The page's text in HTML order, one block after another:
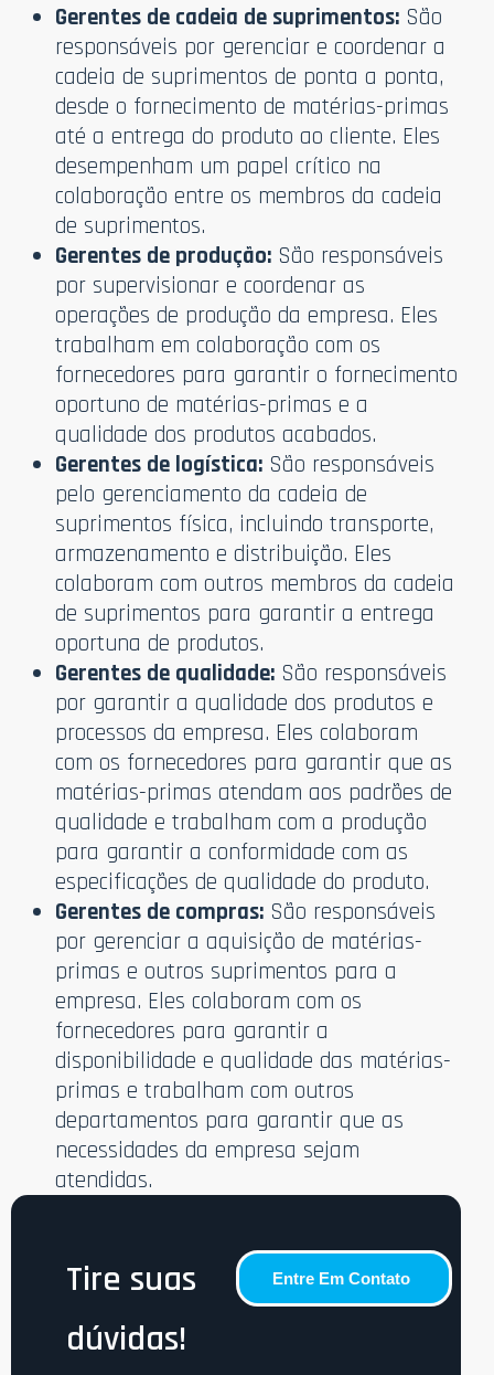
Gerentes de cadeia de suprimentos: São
responsáveis por gerenciar e coordenar a
cadeia de suprimentos de ponta a ponta,
desde o fornecimento de matérias-primas
até a entrega do produto ao cliente. Eles
desempenham um papel crítico na
colaboração entre os membros da cadeia
de suprimentos.
Gerentes de produção: São responsáveis
por supervisionar e coordenar as
operações de produção da empresa. Eles
trabalham em colaboração com os
fornecedores para garantir o fornecimento
oportuno de matérias-primas e a
qualidade dos produtos acabados.
Gerentes de logística: São responsáveis
pelo gerenciamento da cadeia de
suprimentos física, incluindo transporte,
armazenamento e distribuição. Eles
colaboram com outros membros da cadeia
de suprimentos para garantir a entrega
oportuna de produtos.
Gerentes de qualidade: São responsáveis
por garantir a qualidade dos produtos e
processos da empresa. Eles colaboram
com os fornecedores para garantir que as
matérias-primas atendam aos padrões de
qualidade e trabalham com a produção
para garantir a conformidade com as
especificações de qualidade do produto.
Gerentes de compras: São responsáveis
por gerenciar a aquisição de matérias-
primas e outros suprimentos para a
empresa. Eles colaboram com os
fornecedores para garantir a
disponibilidade e qualidade das matérias-
primas e trabalham com outros
departamentos para garantir que as
necessidades da empresa sejam
atendidas.
Tire suas
dúvidas!
Entre Em Contato